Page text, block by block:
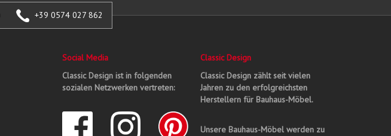
+39 0574 027 862
Social Media
Classic Design ist in folgenden
sozialen Netzwerken vertreten:
Classic Design
Classic Design zählt seit vielen
Jahren zu den erfolgreichsten
Herstellern für Bauhaus-Möbel.
Unsere Bauhaus-Möbel werden zu